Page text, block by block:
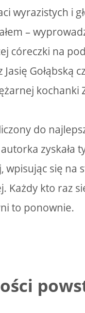
wyrazistych i
–
córeczki na
Gołąbską
kochanki
do
zyskała
wpisując się na
Każdy kto raz
to ponownie.